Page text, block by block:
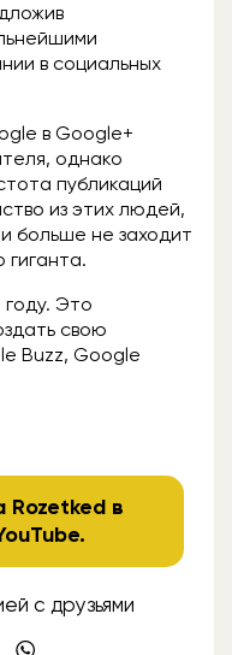
в социальных
в Google+
однако
публикаций
из этих людей,
больше не заходит
гиганта.
году. Это
свою
Buzz, Google
Rozetked в
.
с друзьями